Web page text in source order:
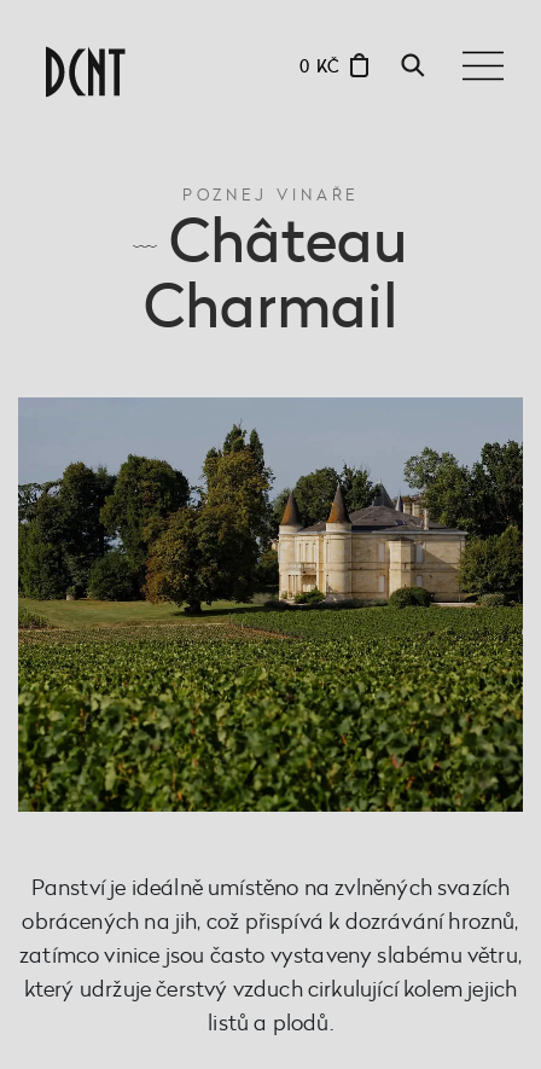
0 KČ
POZNEJ VINAŘE
Château
Charmail
Panství je ideálně umístěno na zvlněných svazích
obrácených na jih, což přispívá k dozrávání hroznů,
zatímco vinice jsou často vystaveny slabému větru,
který udržuje čerstvý vzduch cirkulující kolem jejich
listů a plodů.